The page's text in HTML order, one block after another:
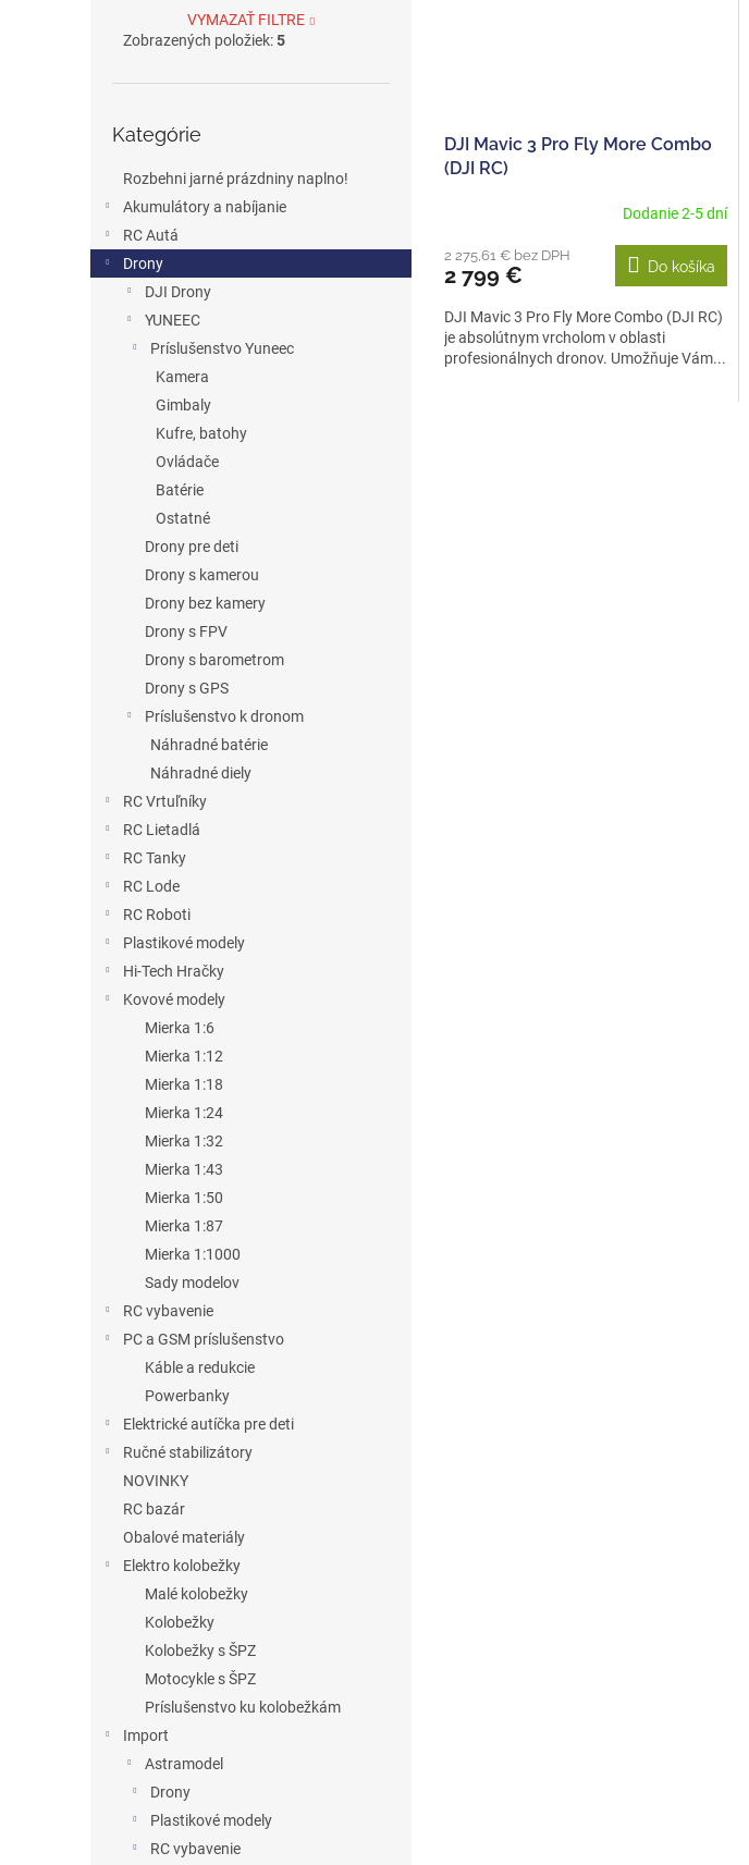
VYMAZAŤ FILTRE
Zobrazených položiek:5
kategórie
Kategórie
Rozbehni jarné prázdniny naplno!
Akumulátory a nabíjanie
RC Autá
Drony
DJI Drony
YUNEEC
Príslušenstvo Yuneec
Kamera
Gimbaly
Kufre, batohy
Ovládače
Batérie
Ostatné
Drony pre deti
Drony s kamerou
Drony bez kamery
Drony s FPV
Drony s barometrom
Drony s GPS
Príslušenstvo k dronom
Náhradné batérie
Náhradné diely
RC Vrtuľníky
RC Lietadlá
RC Tanky
RC Lode
RC Roboti
Plastikové modely
Hi-Tech Hračky
Kovové modely
Mierka 1:6
Mierka 1:12
Mierka 1:18
Mierka 1:24
Mierka 1:32
Mierka 1:43
Mierka 1:50
Mierka 1:87
Mierka 1:1000
Sady modelov
RC vybavenie
PC a GSM príslušenstvo
Káble a redukcie
Powerbanky
Elektrické autíčka pre deti
Ručné stabilizátory
NOVINKY
RC bazár
Obalové materiály
Elektro kolobežky
Malé kolobežky
Kolobežky
Kolobežky s ŠPZ
Motocykle s ŠPZ
Príslušenstvo ku kolobežkám
Import
Astramodel
Drony
Plastikové modely
RC vybavenie
DJI Mavic 3 Pro Fly More Combo
(DJI RC)
Dodanie 2-5 dní
2 275,61 € bez DPH
2 799 € Do košíka
DJI Mavic 3 Pro Fly More Combo (DJI RC)
je absolútnym vrcholom v oblasti
profesionálnych dronov. Umožňuje Vám...